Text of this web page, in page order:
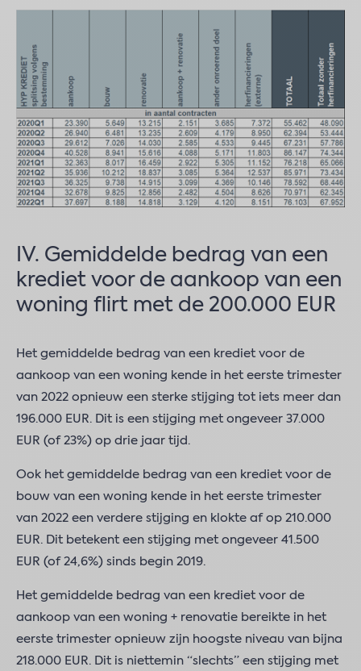
IV. Gemiddelde bedrag van een
krediet voor de aankoop van een
woning flirt met de 200.000 EUR
Het gemiddelde bedrag van een krediet voor de
aankoop van een woning kende in het eerste trimester
van 2022 opnieuw een sterke stijging tot iets meer dan
196.000 EUR. Dit is een stijging met ongeveer 37.000
EUR (of 23%) op drie jaar tijd.
Ook het gemiddelde bedrag van een krediet voor de
bouw van een woning kende in het eerste trimester
van 2022 een verdere stijging en klokte af op 210.000
EUR. Dit betekent een stijging met ongeveer 41.500
EUR (of 24,6%) sinds begin 2019.
Het gemiddelde bedrag van een krediet voor de
aankoop van een woning + renovatie bereikte in het
eerste trimester opnieuw zijn hoogste niveau van bijna
218.000 EUR. Dit is niettemin “slechts” een stijging met